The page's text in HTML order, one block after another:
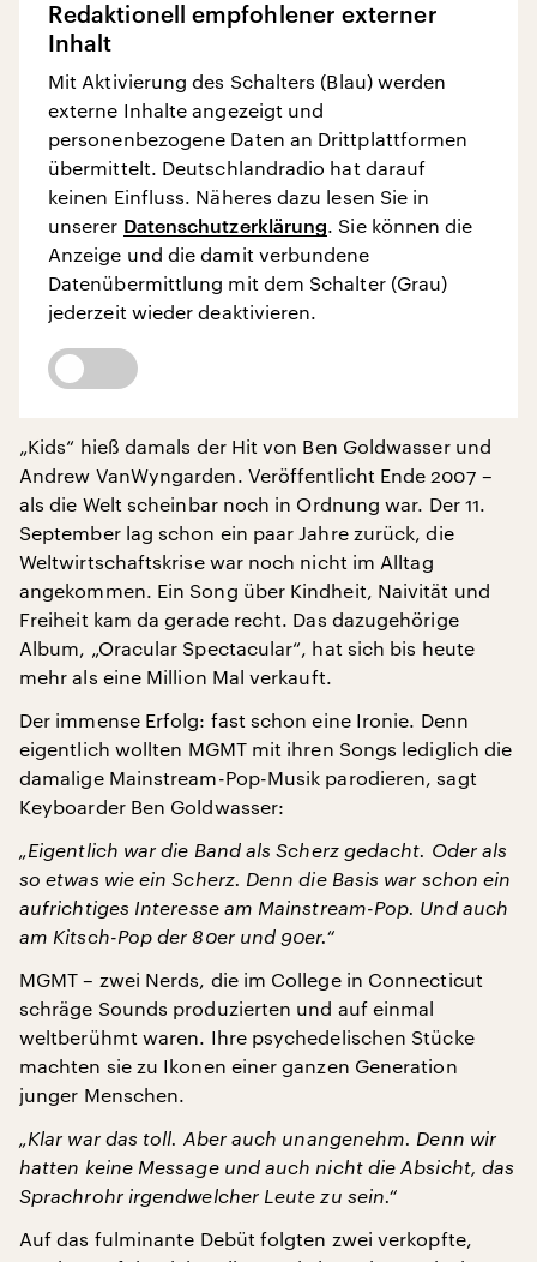
Redaktionell empfohlener externer
Inhalt
Mit Aktivierung des Schalters (Blau) werden
externe Inhalte angezeigt und
personenbezogene Daten an Drittplattformen
übermittelt. Deutschlandradio hat darauf
keinen Einfluss. Näheres dazu lesen Sie in
unserer Datenschutzerklärung. Sie können die
Anzeige und die damit verbundene
Datenübermittlung mit dem Schalter (Grau)
jederzeit wieder deaktivieren.
„Kids“ hieß damals der Hit von Ben Goldwasser und
Andrew VanWyngarden. Veröffentlicht Ende 2007 –
als die Welt scheinbar noch in Ordnung war. Der 11.
September lag schon ein paar Jahre zurück, die
Weltwirtschaftskrise war noch nicht im Alltag
angekommen. Ein Song über Kindheit, Naivität und
Freiheit kam da gerade recht. Das dazugehörige
Album, „Oracular Spectacular“, hat sich bis heute
mehr als eine Million Mal verkauft.
Der immense Erfolg: fast schon eine Ironie. Denn
eigentlich wollten MGMT mit ihren Songs lediglich die
damalige Mainstream-Pop-Musik parodieren, sagt
Keyboarder Ben Goldwasser:
„Eigentlich war die Band als Scherz gedacht. Oder als
so etwas wie ein Scherz. Denn die Basis war schon ein
aufrichtiges Interesse am Mainstream-Pop. Und auch
am Kitsch-Pop der 80er und 90er.“
MGMT – zwei Nerds, die im College in Connecticut
schräge Sounds produzierten und auf einmal
weltberühmt waren. Ihre psychedelischen Stücke
machten sie zu Ikonen einer ganzen Generation
junger Menschen.
„Klar war das toll. Aber auch unangenehm. Denn wir
hatten keine Message und auch nicht die Absicht, das
Sprachrohr irgendwelcher Leute zu sein.“
Auf das fulminante Debüt folgten zwei verkopfte,